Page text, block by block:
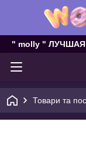
" molly "
Товари та